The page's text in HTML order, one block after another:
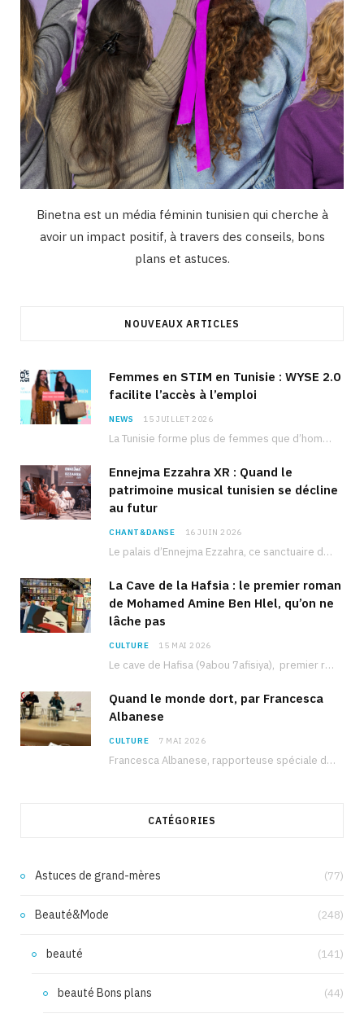
Binetna est un média féminin tunisien qui cherche à
avoir un impact positif, à travers des conseils, bons
plans et astuces.
NOUVEAUX ARTICLES
Femmes en STIM en Tunisie : WYSE 2.0
facilite l’accès à l’emploi
NEWS 15 JUILLET 2026
La Tunisie forme plus de femmes que d’hommes dans les filières scientifiques. Pourtant, pour beaucoup…
Ennejma Ezzahra XR : Quand le
patrimoine musical tunisien se décline
au futur
CHANT&DANSE 16 JUIN 2026
Le palais d’Ennejma Ezzahra, ce sanctuaire de la musique tunisienne et méditerranéenne construit par le…
La Cave de la Hafsia : le premier roman
de Mohamed Amine Ben Hlel, qu’on ne
lâche pas
CULTURE 15 MAI 2026
Le cave de Hafisa (9abou 7afisiya), premier roman du journaliste tunisien Mohamed Amine Ben Hlel,…
Quand le monde dort, par Francesca
Albanese
CULTURE 7 MAI 2026
Francesca Albanese, rapporteuse spéciale de l’ONU sur les territoires palestiniens occupés, était à Tunis pour…
CATÉGORIES
Astuces de grand-mères (77)
Beauté&Mode (248)
beauté (141)
beauté Bons plans (44)